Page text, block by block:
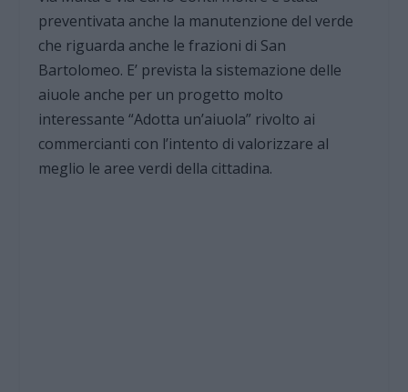
preventivata anche la manutenzione del verde
che riguarda anche le frazioni di San
Bartolomeo. E’ prevista la sistemazione delle
aiuole anche per un progetto molto
interessante “Adotta un’aiuola” rivolto ai
commercianti con l’intento di valorizzare al
meglio le aree verdi della cittadina.